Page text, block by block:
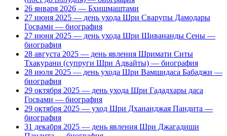
26 января 2026 — Бхишмаштами
27 июня 2025 — день ухода Шри Сварупы Дамодары
Госвами — биография
27 июня 2025 — день ухода Шри Шивананды Сены —
биография
28 августа 2025 — день явления Шримати Ситы
Тхакурани (супруги Шри Адвайты) — биография
28 июля 2025 — день ухода Шри Вамшидаса Бабаджи —
биография
29 октября 2025 — день ухода Шри Гададхары даса
Госвами — биография
29 октября 2025 — уход Шри Дхананджая Пандита —
биография
31 декабря 2025 — день явления Шри Джагадиши